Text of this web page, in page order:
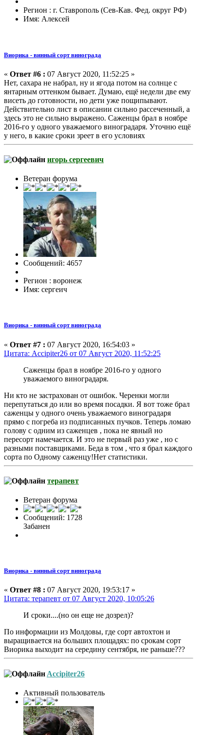
Регион : г. Ставрополь (Сев-Кав. Фед. округ РФ)
Имя: Алексей
Виорика - винный сорт винограда
« Ответ #6 : 07 Август 2020, 11:52:25 »
Нет, сахара не набрал, ну и ягода потом на солнце с
янтарным оттенком бывает. Думаю, ещё недели две ему
висеть до готовности, но дети уже пощипывают.
Действительно лист в описании сильно рассеченный, а
здесь это не сильно выражено. Саженцы брал в ноябре
2016-го у одного уважаемого виноградаря. Уточню ещё
у него, в какие сроки зреет в его условиях
игорь сергеевич
Ветеран форума
Сообщений: 4657
Регион : воронеж
Имя: сергеич
Виорика - винный сорт винограда
« Ответ #7 : 07 Август 2020, 16:54:03 »
Цитата: Accipiter26 от 07 Август 2020, 11:52:25
Саженцы брал в ноябре 2016-го у одного
уважаемого виноградаря.
Ни кто не застрахован от ошибок. Черенки могли
перепутаться до или во время посадки. Я вот тоже брал
саженцы у одного очень уважаемого виноградаря
прямо с погреба из подписанных пучков. Теперь ломаю
голову с одним из саженцев , пока не явный но
пересорт намечается. И это не первый раз уже , но с
разными поставщиками. Беда в том , что я брал каждого
сорта по Одному саженцу!Нет статистики.
терапевт
Ветеран форума
Сообщений: 1728
Забанен
Виорика - винный сорт винограда
« Ответ #8 : 07 Август 2020, 19:53:17 »
Цитата: терапевт от 07 Август 2020, 10:05:26
И сроки....(но он еще не дозрел)?
По информации из Молдовы, где сорт автохтон и
выращивается на больших площадях: по срокам сорт
Виорика выходит на середину сентября, не раньше???
Accipiter26
Активный пользователь